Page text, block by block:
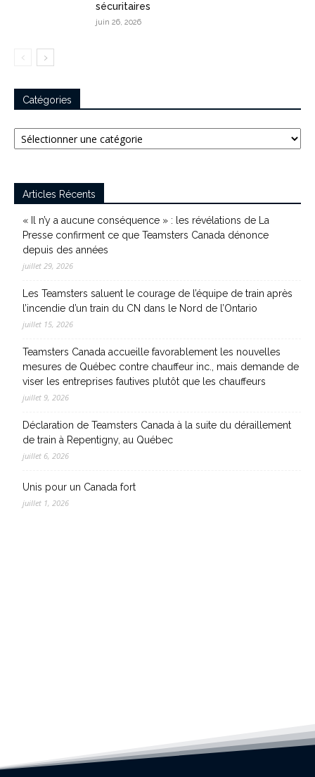
sécuritaires
juin 26, 2026
Catégories
Catégories
Articles Récents
« Il n’y a aucune conséquence » : les révélations de La
Presse confirment ce que Teamsters Canada dénonce
depuis des années
juillet 29, 2026
Les Teamsters saluent le courage de l’équipe de train après
l’incendie d’un train du CN dans le Nord de l’Ontario
juillet 15, 2026
Teamsters Canada accueille favorablement les nouvelles
mesures de Québec contre chauffeur inc., mais demande de
viser les entreprises fautives plutôt que les chauffeurs
juillet 9, 2026
Déclaration de Teamsters Canada à la suite du déraillement
de train à Repentigny, au Québec
juillet 6, 2026
Unis pour un Canada fort
juillet 1, 2026